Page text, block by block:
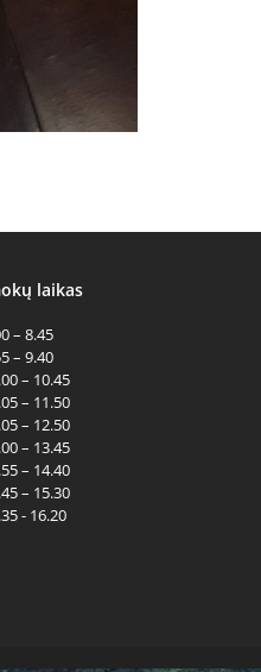
laikas
– 8.45
– 9.40
– 10.45
– 11.50
– 12.50
– 13.45
– 14.40
– 15.30
- 16.20